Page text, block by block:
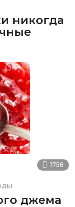
никогда
1758
джема